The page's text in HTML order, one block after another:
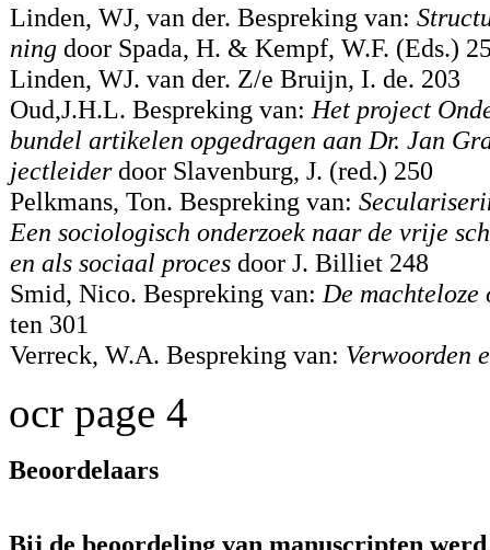
Linden, WJ, van der. Bespreking van:
ning door Spada, H. & Kempf, W.F. (Eds.)
Linden, WJ. van der. Z/e Bruijn, I. de. 203
Oud,J.H.L. Bespreking van: Het project
bundel artikelen opgedragen aan Dr. Jan
jectleiderdoor Slavenburg, J. (red.) 250
Pelkmans, Ton. Bespreking van:
Een sociologisch onderzoek naar de vrije
en als sociaal proces door J. Billiet 248
Smid, Nico. Bespreking van: De machteloze
ten 301
Verreck, W.A. Bespreking van: Verwoorden
ocr page 4
Beoordelaars
Bij de beoordeling van manuscripten